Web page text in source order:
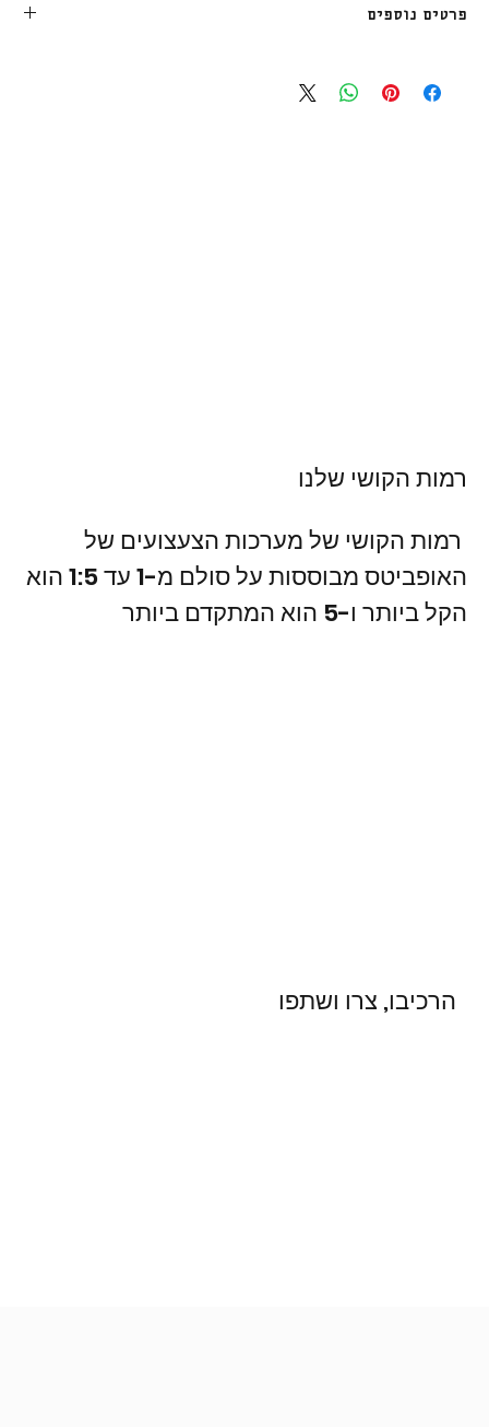
פרטים נוספים
רמת קושי מאסטר.ית: בונים מקצועיים עם יכולות מוטוריות
הרכיבו, צרו ושתפו
רמות הקושי שלנו
רמות הקושי של מערכות הצעצועים של
האופביטס מבוססות על סולם מ-1 עד 5: 1 הוא
הקל ביותר ו-5 הוא המתקדם ביותר